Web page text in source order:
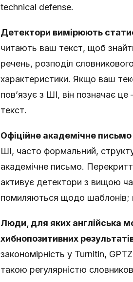
technical defense.
Детектори вимірюють
читають ваш текст, щоб
речень, розподіл
характеристики. Якщо ваш
пов’язує з ШІ, він позначає
текст.
Офіційне академічне
ШІ, часто формальний,
академічне письмо.
активує детектори з вищою
помиляються щодо шаблонів;
Люди, для яких англійська
хибнопозитивних
закономірність у Turnitin,
такою регулярністю